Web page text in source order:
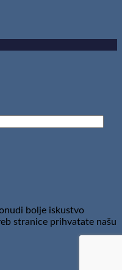
bolje iskustvo
stranice prihvatate našu